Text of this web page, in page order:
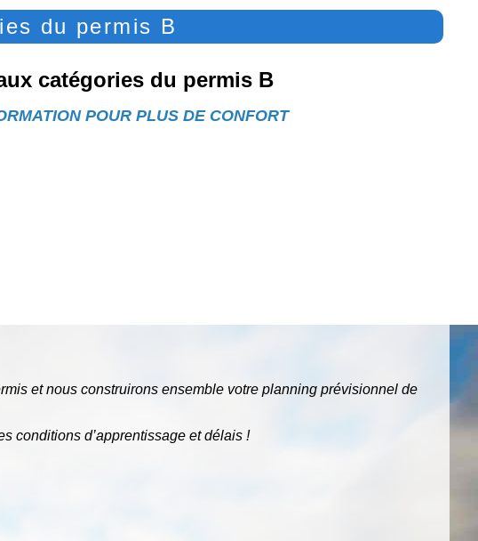
du permis B
catégories du permis B
ATION POUR PLUS DE CONFORT
et nous construirons ensemble votre planning prévisionnel de
conditions d’apprentissage et délais !